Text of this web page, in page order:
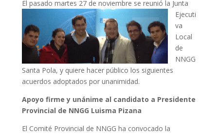
El pasado martes 27 de noviembre se reunió la Junta
Ejecuti
va
Local
de
NNGG
Santa Pola, y quiere hacer público los siguientes
acuerdos adoptados por unanimidad.
Apoyo firme y unánime al candidato a Presidente
Provincial de NNGG Luisma Pizana
El Comité Provincial de NNGG ha convocado la